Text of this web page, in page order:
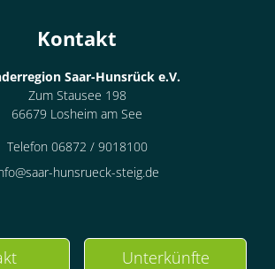
Kontakt
Saar-Hunsrück e.V.
Zum Stausee 198
66679 Losheim am See
Telefon 06872 / 9018100
hunsrueck-steig.de
Unterkünfte